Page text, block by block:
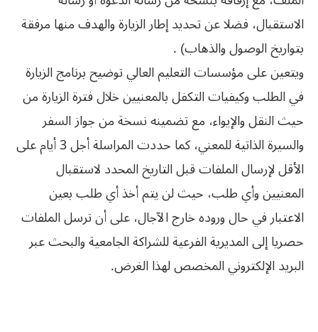
الاستقبال، فضلا عن تحديد إطار الزيارة والهدف منها مرفقة
بتواريخ الوصول والذهاب) .
ويتعين على مؤسسات التعليم العالي توضيح برنامج الزيارة
في الطلب وكيفيات التكفل بالمعنيين خلال فترة الزيارة من
حيث النقل والإيواء، مع تضمينه نسخة من جواز السفر
والسيرة الذاتية للمعني، كما حددت المراسلة أجل 3 أيام على
الأقل لإرسال الملفات قبل التاريخ المحدد لاستقبال
المعنيين وأي طلب، حيث لن يتم أخذ أي طلب بعين
الاعتبار في حال وروده خارج الآجال، على أن ترسل الملفات
حصريا إلى المديرية الفرعية للشراكة الجامعية والبحث عبر
البريد الإلكتروني المخصص لهذا الغرض.